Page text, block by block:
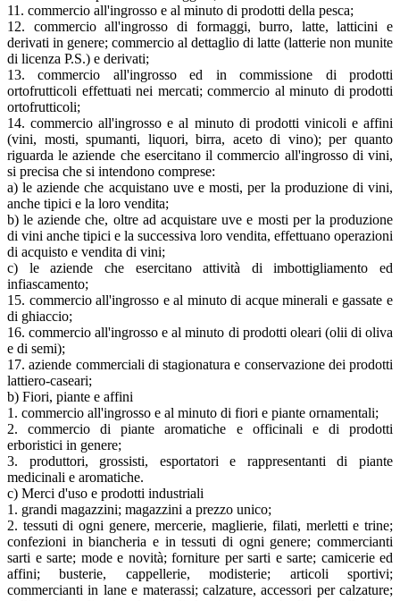
11. commercio all'ingrosso e al minuto di prodotti della pesca;
12. commercio all'ingrosso di formaggi, burro, latte, latticini e
derivati in genere; commercio al dettaglio di latte (latterie non munite
di licenza P.S.) e derivati;
13. commercio all'ingrosso ed in commissione di prodotti
ortofrutticoli effettuati nei mercati; commercio al minuto di prodotti
ortofrutticoli;
14. commercio all'ingrosso e al minuto di prodotti vinicoli e affini
(vini, mosti, spumanti, liquori, birra, aceto di vino); per quanto
riguarda le aziende che esercitano il commercio all'ingrosso di vini,
si precisa che si intendono comprese:
a) le aziende che acquistano uve e mosti, per la produzione di vini,
anche tipici e la loro vendita;
b) le aziende che, oltre ad acquistare uve e mosti per la produzione
di vini anche tipici e la successiva loro vendita, effettuano operazioni
di acquisto e vendita di vini;
c) le aziende che esercitano attività di imbottigliamento ed
infiascamento;
15. commercio all'ingrosso e al minuto di acque minerali e gassate e
di ghiaccio;
16. commercio all'ingrosso e al minuto di prodotti oleari (olii di oliva
e di semi);
17. aziende commerciali di stagionatura e conservazione dei prodotti
lattiero-caseari;
b) Fiori, piante e affini
1. commercio all'ingrosso e al minuto di fiori e piante ornamentali;
2. commercio di piante aromatiche e officinali e di prodotti
erboristici in genere;
3. produttori, grossisti, esportatori e rappresentanti di piante
medicinali e aromatiche.
c) Merci d'uso e prodotti industriali
1. grandi magazzini; magazzini a prezzo unico;
2. tessuti di ogni genere, mercerie, maglierie, filati, merletti e trine;
confezioni in biancheria e in tessuti di ogni genere; commercianti
sarti e sarte; mode e novità; forniture per sarti e sarte; camicerie ed
affini; busterie, cappellerie, modisterie; articoli sportivi;
commercianti in lane e materassi; calzature, accessori per calzature;